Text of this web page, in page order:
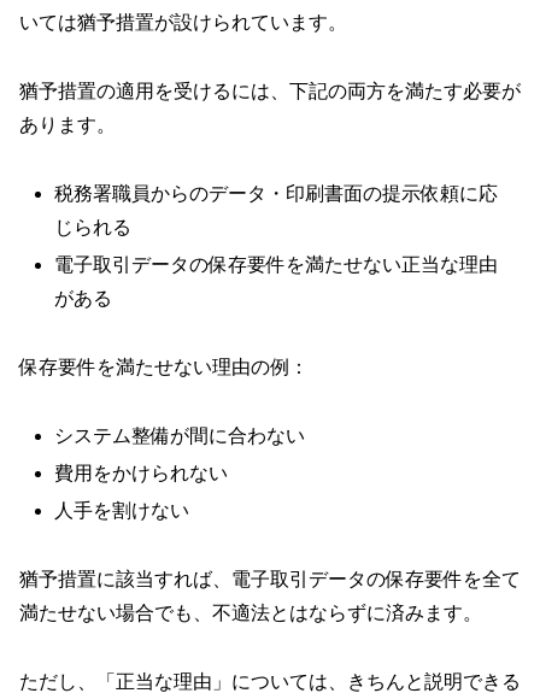
いては猶予措置が設けられています。
猶予措置の適用を受けるには、下記の両方を満たす必要が
あります。
税務署職員からのデータ・印刷書面の提示依頼に応
じられる
電子取引データの保存要件を満たせない正当な理由
がある
保存要件を満たせない理由の例：
システム整備が間に合わない
費用をかけられない
人手を割けない
猶予措置に該当すれば、電子取引データの保存要件を全て
満たせない場合でも、不適法とはならずに済みます。
ただし、「正当な理由」については、きちんと説明できる